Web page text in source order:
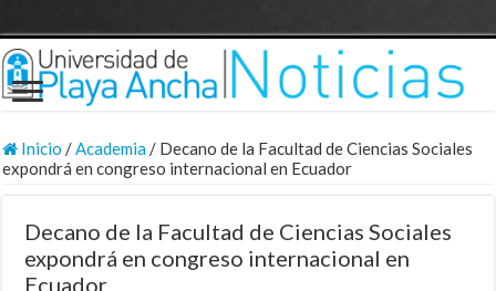
Inicio /Academia/ Decano de la Facultad de Ciencias Sociales
expondrá en congreso internacional en Ecuador
Decano de la Facultad de Ciencias Sociales
expondrá en congreso internacional en
Ecuador